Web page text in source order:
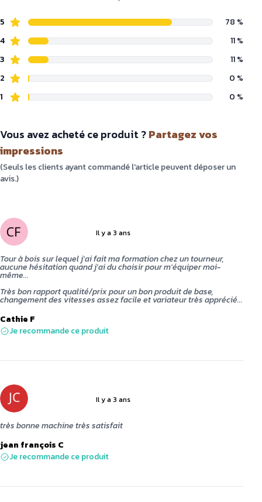
5
78 %
4
11 %
3
11 %
2
0 %
1
0 %
Vous avez acheté ce produit ?Partagez vos
impressions
(Seuls les clients ayant commandé l'article peuvent déposer un
avis.)
Il y a 3 ans
Tour à bois sur lequel j'ai fait ma formation chez un tourneur,
aucune hésitation quand j'ai du choisir pour m'équiper moi-
même...
Très bon rapport qualité/prix pour un bon produit de base,
changement des vitesses assez facile et variateur très apprécié...
Cathie F
Je recommande ce produit
Il y a 3 ans
très bonne machine très satisfait
jean françois C
Je recommande ce produit